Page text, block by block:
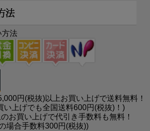
方法
円(税抜)以上お買い上げで送料無料！
い上げでも全国送料600円(税抜)！)
お買い上げで代引き手数料も無料！
場合手数料300円(税抜))